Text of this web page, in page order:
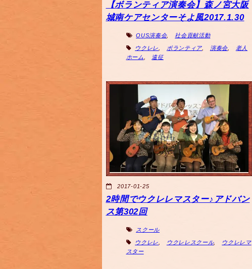
【ボランティア演奏会】森ノ宮大阪
城南ケアセンターそよ風2017.1.30
OUS演奏会, 社会貢献活動
ウクレレ ボランティア 演奏会,
老人
ホーム
遠征
2017-01-25
2時間でウクレレマスター♪アドバン
ス第302回
スクール
ウクレレ ウクレレスクール,
ウクレレマ
スター